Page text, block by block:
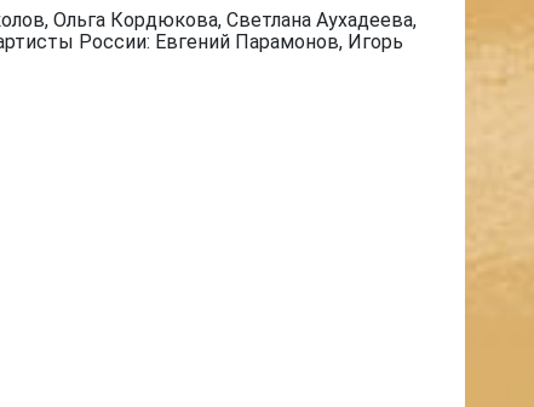
Ольга Кордюкова, Светлана Аухадеева,
России: Евгений Парамонов, Игорь